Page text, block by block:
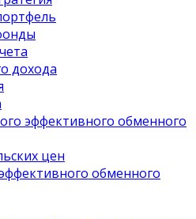
дохода
эффективного обменного
цен
обменного